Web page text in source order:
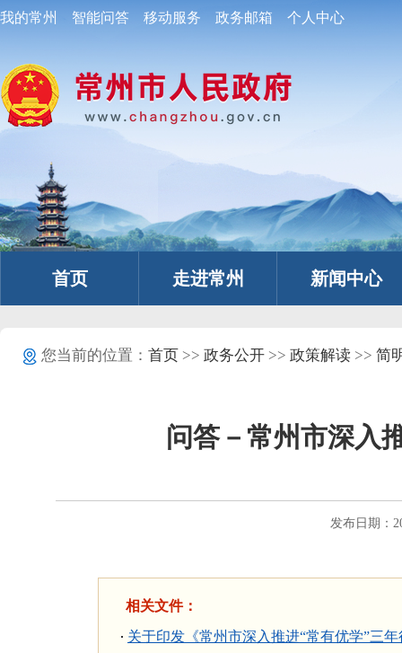
我的常州 智能问答 移动服务 政务邮箱 个人中心
首页 走进常州 新闻中心
您当前的位置： 首页>> 政务公开>> 政策解读>> 简
问答－常州市深入
发布日期：
相关文件：
关于印发《常州市深入推进“常有优学”三